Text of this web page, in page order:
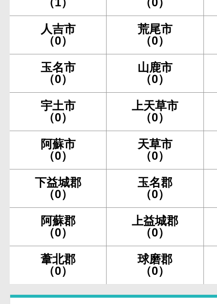
人吉市
（0）
荒尾市
（0）
玉名市
（0）
山鹿市
（0）
宇土市
（0）
上天草市
（0）
阿蘇市
（0）
天草市
（0）
下益城郡
（0）
玉名郡
（0）
阿蘇郡
（0）
上益城郡
（0）
葦北郡
（0）
球磨郡
（0）